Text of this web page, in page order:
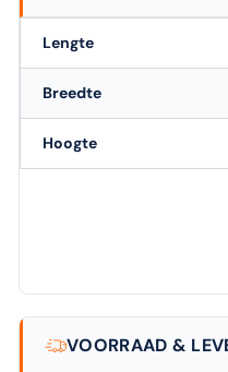
Lengte
Breedte
Hoogte
VOORRAAD &